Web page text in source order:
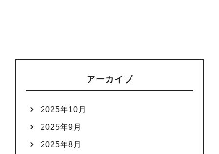
アーカイブ
2025年10月
2025年9月
2025年8月